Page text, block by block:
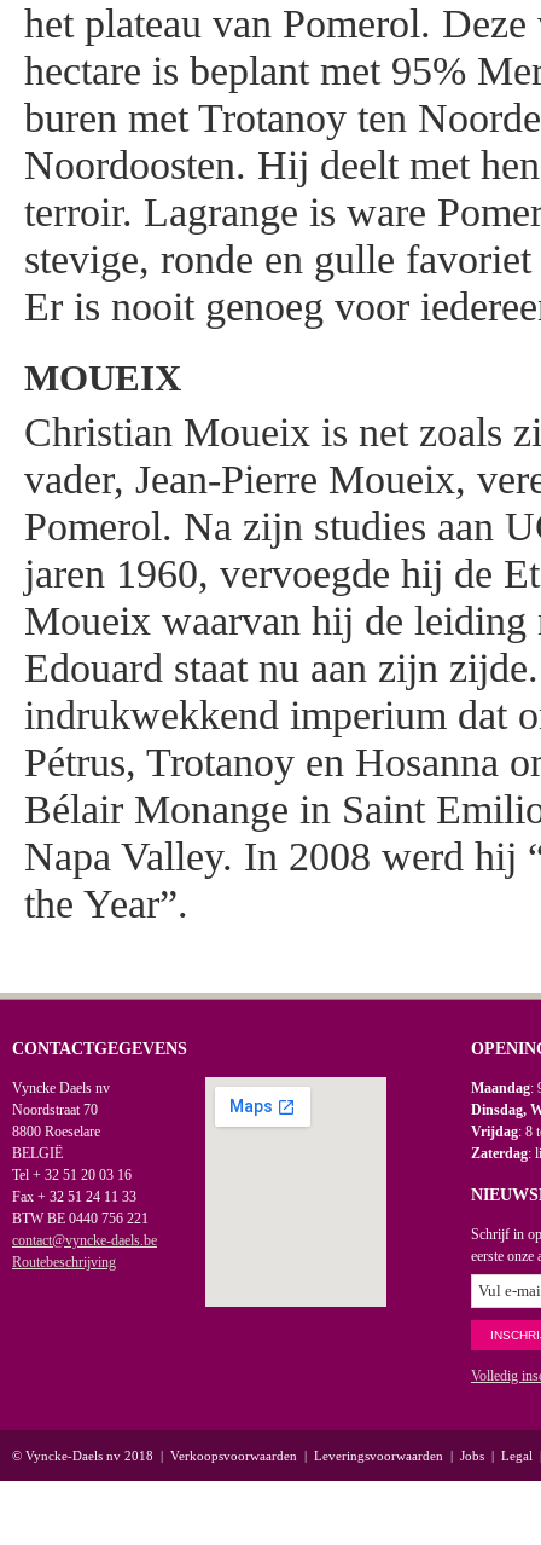
het plateau van Pomerol.
hectare is beplant met 95%
buren met Trotanoy ten
Noordoosten. Hij deelt met
terroir. Lagrange is ware
stevige, ronde en gulle
Er is nooit genoeg voor
MOUEIX
Christian Moueix is net zoals
vader, Jean-Pierre Moueix,
Pomerol. Na zijn studies aan
jaren 1960, vervoegde hij de
Moueix waarvan hij de leiding
Edouard staat nu aan zijn
indrukwekkend imperium dat
Pétrus, Trotanoy en Hosanna
Bélair Monange in Saint
Napa Valley. In 2008 werd hij
the Year”.
CONTACTGEGEVENS
Vyncke Daels nv
Noordstraat 70
8800 Roeselare
BELGIË
Tel + 32 51 20 03 16
Fax + 32 51 24 11 33
BTW BE 0440 756 221
contact@vyncke-daels.be
Routebeschrijving
Maandag:
Dinsdag,
Vrijdag: 8
Zaterdag:
Schrijf in
eerste onze
Volledig
© Vyncke-Daels nv 2018 | Verkoopsvoorwaarden | Leveringsvoorwaarden | Jobs | Legal